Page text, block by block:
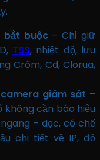
bắt buộc– Chỉ giữ
TSS, nhiệt độ, lưu
Crôm, Cd, Clorua,
giám sát –
cần báo hiệu
– dọc, có chế
chi tiết về IP, độ